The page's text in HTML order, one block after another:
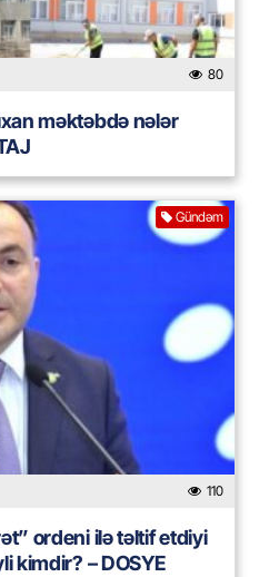
80
məktəbdə nələr
Gündəm
110
ordeni ilə təltif etdiyi
kimdir? – DOSYE